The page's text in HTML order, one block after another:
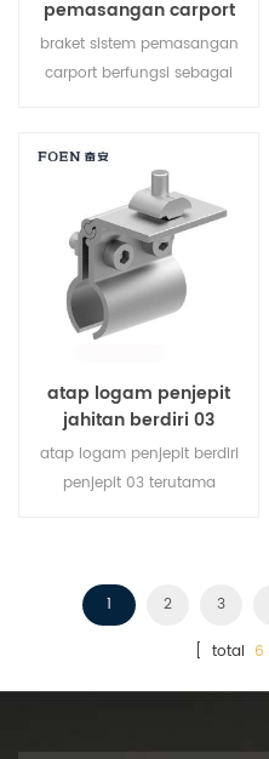
pemasangan carport
braket sistem pemasangan
carport berfungsi sebagai
mengembangkan energi
terbarukan.
atap logam penjepit
jahitan berdiri 03
atap logam penjepit berdiri
penjepit 03 terutama
jahitan atap untuk
memperbaiki rel.
1 2 3
[ total 6